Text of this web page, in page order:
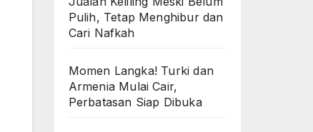
Pulih, Tetap Menghibur dan
Cari Nafkah
Momen Langka! Turki dan
Armenia Mulai Cair,
Perbatasan Siap Dibuka